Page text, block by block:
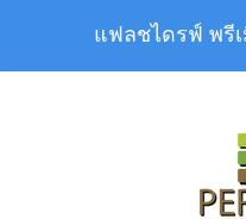
แฟลชไดรฟ์ พรีเ